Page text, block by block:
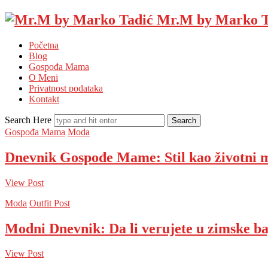
Mr.M by Marko
Početna
Blog
Gospođa Mama
O Meni
Privatnost podataka
Kontakt
Search Here
Gospođa Mama Moda
Dnevnik Gospođe Mame: Stil kao životni
View Post
Moda Outfit Post
Modni Dnevnik: Da li verujete u zimske
View Post